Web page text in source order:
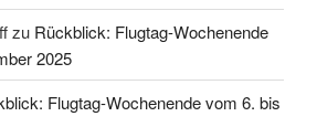
zu Rückblick: Flugtag-Wochenende
2025
Flugtag-Wochenende vom 6. bis